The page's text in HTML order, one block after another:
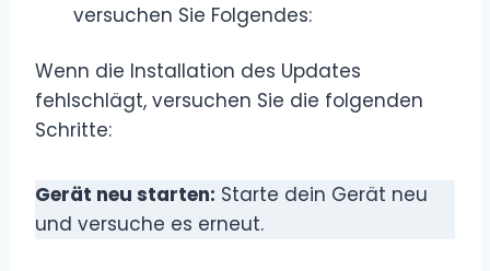
versuchen Sie Folgendes:
Wenn die Installation des Updates
fehlschlägt, versuchen Sie die folgenden
Schritte:
Gerät neu starten: Starte dein Gerät neu
und versuche es erneut.